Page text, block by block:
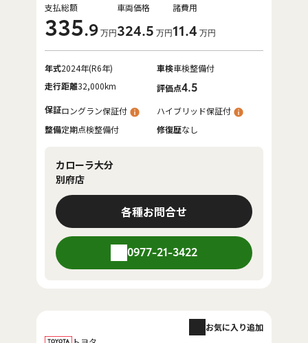
支払総額
335.9 万円
車両価格
324.5 万円
諸費用
11.4 万円
年式2024年(R6年) 車検車検整備付
走行距離32,000km 評価点4.5
保証ロングラン保証付
ハイブリッド保証付
整備定期点検整備付 修復歴なし
カローラ大分
別府店
各種お問合せ
0977-21-3422
お気に入り追加